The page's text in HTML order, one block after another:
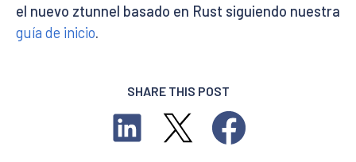
el nuevo ztunnel basado en Rust siguiendo nuestra
guía de inicio.
SHARE THIS POST